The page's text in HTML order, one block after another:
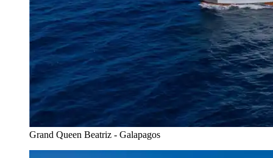
Grand Queen Beatriz - Galapagos